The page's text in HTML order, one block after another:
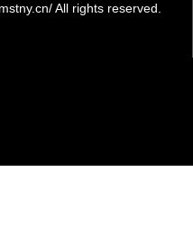
All rights reserved.